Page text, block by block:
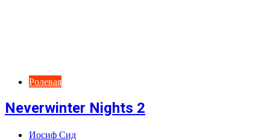
Ролевая
Neverwinter Nights 2
Иосиф Сид